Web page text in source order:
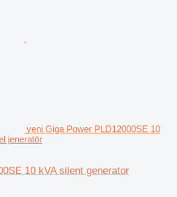
yeni Giga Power PLD12000SE 10
jeneratör
10 kVA silent generator